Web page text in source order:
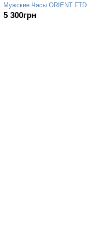
Мужские Часы ORIENT
5 300грн